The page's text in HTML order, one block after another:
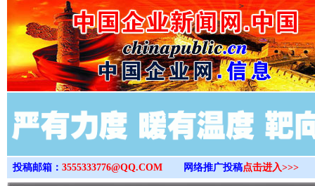
>
投稿邮箱： 3555333776@QQ.COM 网络推广投稿点击进入>>>